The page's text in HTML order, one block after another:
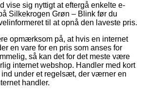
vise sig nyttigt at eftergå enkelte e-
Silkekrogen Grøn – Blink før du
til at opnå den laveste pris.
opmærksom på, at hvis en internet
en vare for en pris som anses for
så kan det for det meste være
internet webshop. Handler med kort
under et regelsæt, der værner en
handler.